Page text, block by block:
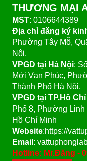
THƯƠNG MẠI
MST: 0106644389
Địa chỉ đăng ký
Phường Tây Mỗ,
Nội.
VPGD tại Hà Nội:
Mới Vạn Phúc,
Thành Phố Hà Nội.
VPGD tại TP.Hồ
Phố 8, Phường
Hồ Chí Minh
Website:https://
Email :
Hotline: Mr.Đăng -